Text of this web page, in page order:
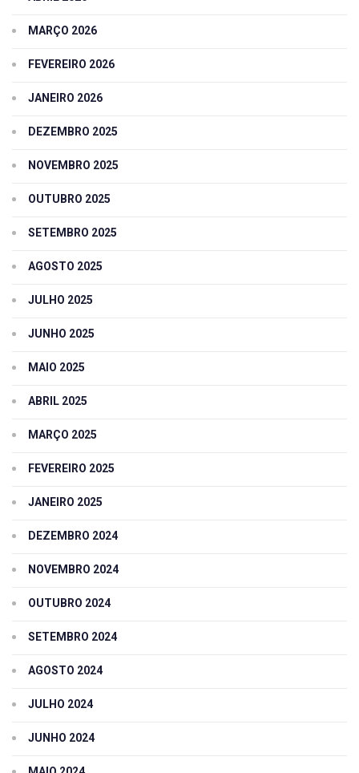
MARÇO 2026
FEVEREIRO 2026
JANEIRO 2026
DEZEMBRO 2025
NOVEMBRO 2025
OUTUBRO 2025
SETEMBRO 2025
AGOSTO 2025
JULHO 2025
JUNHO 2025
MAIO 2025
ABRIL 2025
MARÇO 2025
FEVEREIRO 2025
JANEIRO 2025
DEZEMBRO 2024
NOVEMBRO 2024
OUTUBRO 2024
SETEMBRO 2024
AGOSTO 2024
JULHO 2024
JUNHO 2024